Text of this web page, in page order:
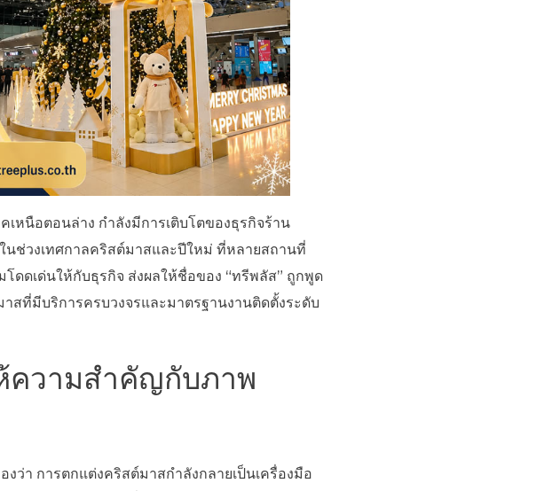
หนือตอนล่าง กำลังมีการเติบโตของธุรกิจร้าน
นช่วงเทศกาลคริสต์มาสและปีใหม่ ที่หลายสถานที่
ดดเด่นให้กับธุรกิจ ส่งผลให้ชื่อของ “ทรีพลัส” ถูกพูด
สที่มีบริการครบวงจรและมาตรฐานงานติดตั้งระดับ
ความสำคัญกับภาพ
ว่า การตกแต่งคริสต์มาสกำลังกลายเป็นเครื่องมือ